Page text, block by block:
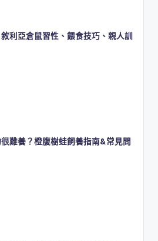
利亞倉鼠習性、餵食技巧、親人訓
很難養？橙腹樹蛙飼養指南&常見問